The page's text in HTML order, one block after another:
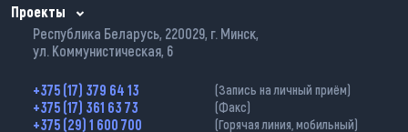
Проекты
Республика Беларусь, 220029, г. Минск,
ул. Коммунистическая, 6
+375 (17) 379 64 13 (Запись на личный приём)
+375 (17) 361 63 73 (Факс)
+375 (29) 1 600 700 (Горячая линия, мобильный)